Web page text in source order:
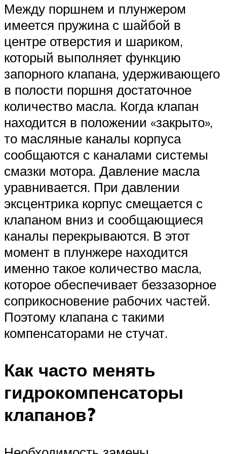
Между поршнем и плунжером
имеется пружина с шайбой в
центре отверстия и шариком,
который выполняет функцию
запорного клапана, удерживающего
в полости поршня достаточное
количество масла. Когда клапан
находится в положении «закрыто»,
то масляные каналы корпуса
сообщаются с каналами системы
смазки мотора. Давление масла
уравнивается. При давлении
эксцентрика корпус смещается с
клапаном вниз и сообщающиеся
каналы перекрываются. В этот
момент в плунжере находится
именно такое количество масла,
которое обеспечивает беззазорное
соприкосновение рабочих частей.
Поэтому клапана с такими
компенсаторами не стучат.
Как часто менять
гидрокомпенсаторы
клапанов?